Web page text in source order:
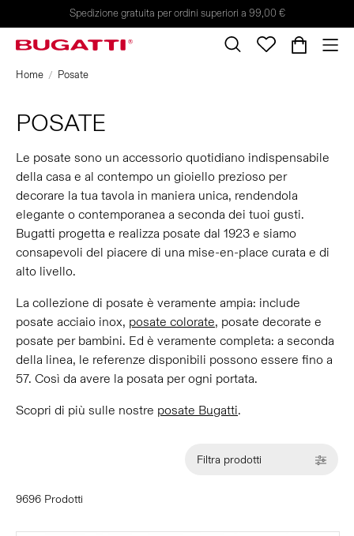
Spedizione gratuita per ordini superiori a 99,00 €
Home Posate
POSATE
Le posate sono un accessorio quotidiano indispensabile
della casa e al contempo un gioiello prezioso per
decorare la tua tavola in maniera unica, rendendola
elegante o contemporanea a seconda dei tuoi gusti.
Bugatti progetta e realizza posate dal 1923 e siamo
consapevoli del piacere di una mise-en-place curata e di
alto livello.
La collezione di posate è veramente ampia: include
posate acciaio inox, posate colorate, posate decorate e
posate per bambini. Ed è veramente completa: a seconda
della linea, le referenze disponibili possono essere fino a
57. Così da avere la posata per ogni portata.
Scopri di più sulle nostre posate Bugatti.
Filtra prodotti
9696 Prodotti